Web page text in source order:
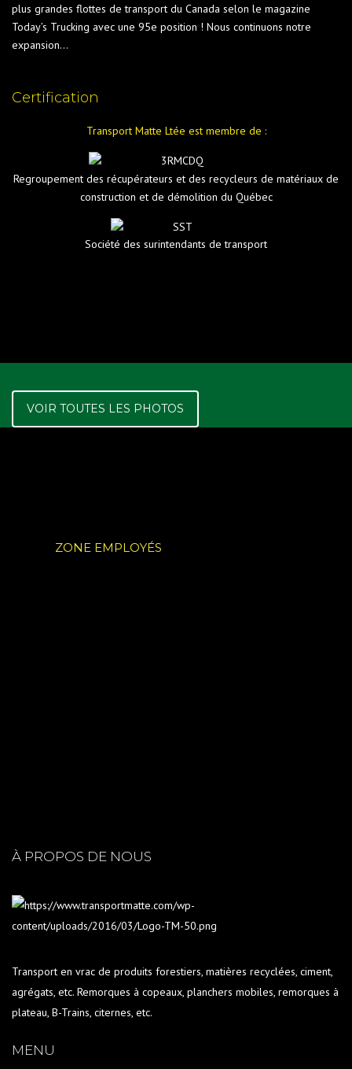
plus grandes flottes de transport du Canada selon le magazine
Today’s Trucking avec une 95e position ! Nous continuons notre
expansion…
Certification
Transport Matte Ltée est membre de :
Regroupement des récupérateurs et des recycleurs de matériaux de
construction et de démolition du Québec
Société des surintendants de transport
VOIR TOUTES LES PHOTOS
ZONE EMPLOYÉS
À PROPOS DE NOUS
Transport en vrac de produits forestiers, matières recyclées, ciment,
agrégats, etc. Remorques à copeaux, planchers mobiles, remorques à
plateau, B-Trains, citernes, etc.
MENU